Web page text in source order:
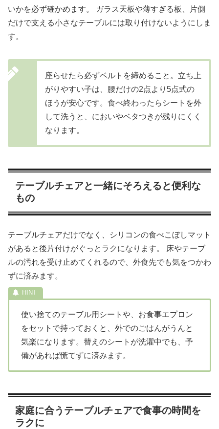
いかを必ず確かめます。 ガラス天板や薄すぎる板、片側
だけで支える小さなテーブルには取り付けないようにしま
す。
座らせたら必ずベルトを締めること。立ち上
がりやすい子は、腰だけの2点より5点式の
ほうが安心です。食べ終わったらシートを外
して洗うと、においやベタつきが残りにくく
なります。
テーブルチェアと一緒にそろえると便利な
もの
テーブルチェアだけでなく、シリコンの食べこぼしマット
があると後片付けがぐっとラクになります。 床やテーブ
ルの汚れを受け止めてくれるので、外食先でも気をつかわ
ずに済みます。
使い捨てのテーブル用シートや、お食事エプロン
をセットで持っておくと、外でのごはんがうんと
気楽になります。替えのシートが洗濯中でも、予
備があれば慌てずに済みます。
家庭に合うテーブルチェアで食事の時間を
ラクに